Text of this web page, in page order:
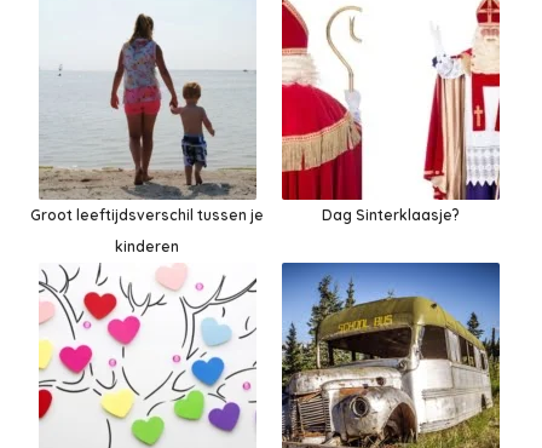
Groot leeftijdsverschil tussen je
kinderen
Dag Sinterklaasje?